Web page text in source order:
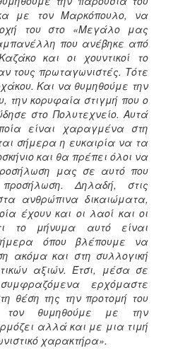
με τον Μαρκόπουλο, να
του στο «Μεγάλο μας
που ανέβηκε από
και οι χουντικοί το
τους πρωταγωνιστές. Τότε
Και να θυμηθούμε την
την κορυφαία στιγμή που ο
στο Πολυτεχνείο. Αυτά
είναι χαραγμένα στη
σήμερα η ευκαιρία να τα
και θα πρέπει όλοι να
μας σε αυτό που
Δηλαδή, στις
ανθρώπινα δικαιώματα,
έχουν και οι λαοί και οι
το μήνυμα αυτό είναι
όπου βλέπουμε να
ακόμα και στη συλλογική
αξιών. Έτσι, μέσα σε
ερχόμαστε
θέση της την προτομή του
τον θυμηθούμε με την
αλλά και με μια τιμή
χαρακτήρα».